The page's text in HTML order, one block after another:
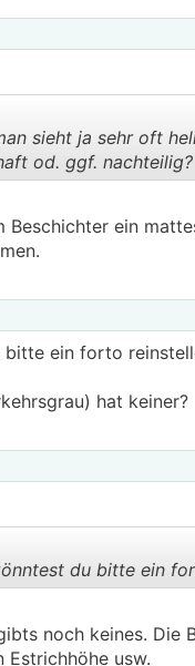
sieht ja sehr oft
od. ggf. nachteilig?
Beschichter ein
bitte ein forto
hat keiner?
du bitte ein
noch keines.
usw.